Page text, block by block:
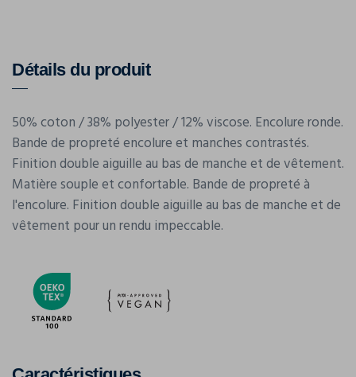
Détails du produit
50% coton / 38% polyester / 12% viscose. Encolure ronde.
Bande de propreté encolure et manches contrastés.
Finition double aiguille au bas de manche et de vêtement.
Matière souple et confortable. Bande de propreté à
l'encolure. Finition double aiguille au bas de manche et de
vêtement pour un rendu impeccable.